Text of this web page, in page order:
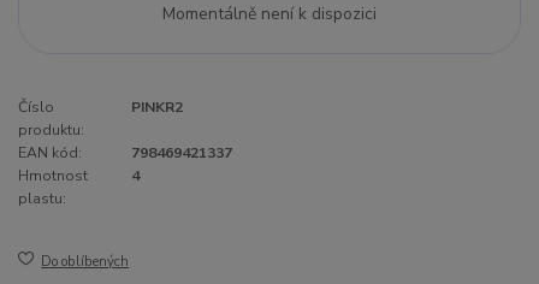
Momentálně není k dispozici
Číslo
produktu:
PINKR2
EAN kód:
798469421337
Hmotnost
plastu:
4
Do oblíbených